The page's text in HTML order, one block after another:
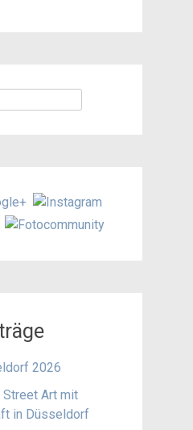
2026
Street Art mit
in Düsseldorf